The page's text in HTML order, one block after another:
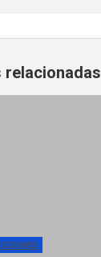
relacionadas